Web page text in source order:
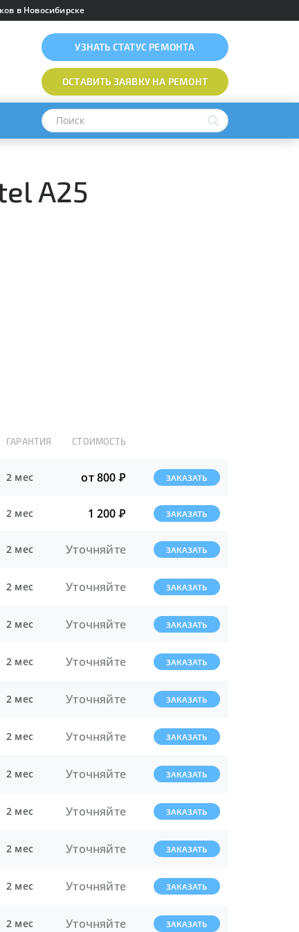
в Новосибирске
УЗНАТЬ СТАТУС РЕМОНТА
ОСТАВИТЬ ЗАЯВКУНА РЕМОНТ
A25
ГАРАНТИЯ СТОИМОСТЬ
2 мес от 800Р ЗАКАЗАТЬ
2 мес 1 200Р ЗАКАЗАТЬ
2 мес Уточняйте ЗАКАЗАТЬ
2 мес Уточняйте ЗАКАЗАТЬ
2 мес Уточняйте ЗАКАЗАТЬ
2 мес Уточняйте ЗАКАЗАТЬ
2 мес Уточняйте ЗАКАЗАТЬ
2 мес Уточняйте ЗАКАЗАТЬ
2 мес Уточняйте ЗАКАЗАТЬ
2 мес Уточняйте ЗАКАЗАТЬ
2 мес Уточняйте ЗАКАЗАТЬ
2 мес Уточняйте ЗАКАЗАТЬ
2 мес Уточняйте ЗАКАЗАТЬ